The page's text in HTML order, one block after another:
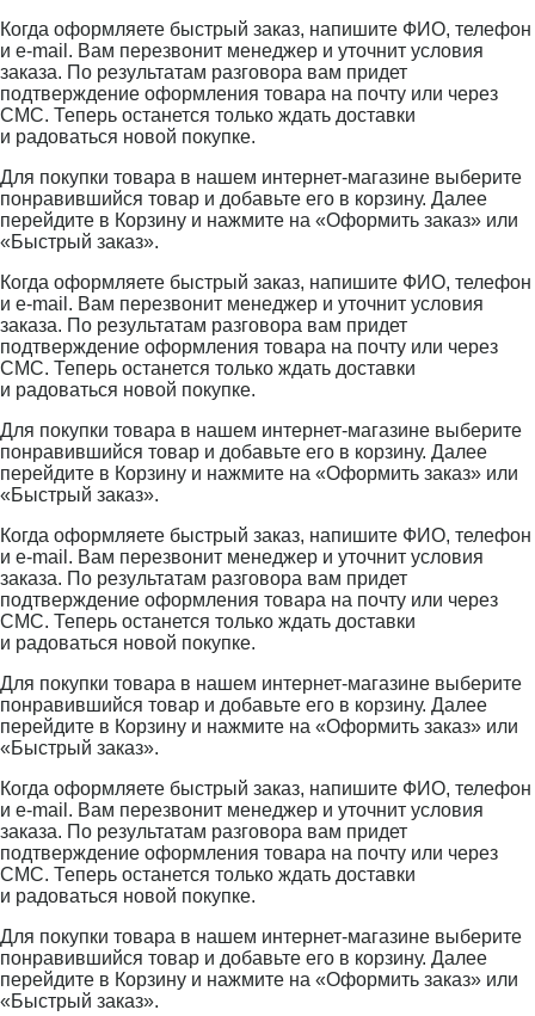
Когда оформляете быстрый заказ, напишите ФИО, телефон
и e-mail. Вам перезвонит менеджер и уточнит условия
заказа. По результатам разговора вам придет
подтверждение оформления товара на почту или через
СМС. Теперь останется только ждать доставки
и радоваться новой покупке.
Для покупки товара в нашем интернет-магазине выберите
понравившийся товар и добавьте его в корзину. Далее
перейдите в Корзину и нажмите на «Оформить заказ» или
«Быстрый заказ».
Когда оформляете быстрый заказ, напишите ФИО, телефон
и e-mail. Вам перезвонит менеджер и уточнит условия
заказа. По результатам разговора вам придет
подтверждение оформления товара на почту или через
СМС. Теперь останется только ждать доставки
и радоваться новой покупке.
Для покупки товара в нашем интернет-магазине выберите
понравившийся товар и добавьте его в корзину. Далее
перейдите в Корзину и нажмите на «Оформить заказ» или
«Быстрый заказ».
Когда оформляете быстрый заказ, напишите ФИО, телефон
и e-mail. Вам перезвонит менеджер и уточнит условия
заказа. По результатам разговора вам придет
подтверждение оформления товара на почту или через
СМС. Теперь останется только ждать доставки
и радоваться новой покупке.
Для покупки товара в нашем интернет-магазине выберите
понравившийся товар и добавьте его в корзину. Далее
перейдите в Корзину и нажмите на «Оформить заказ» или
«Быстрый заказ».
Когда оформляете быстрый заказ, напишите ФИО, телефон
и e-mail. Вам перезвонит менеджер и уточнит условия
заказа. По результатам разговора вам придет
подтверждение оформления товара на почту или через
СМС. Теперь останется только ждать доставки
и радоваться новой покупке.
Для покупки товара в нашем интернет-магазине выберите
понравившийся товар и добавьте его в корзину. Далее
перейдите в Корзину и нажмите на «Оформить заказ» или
«Быстрый заказ».